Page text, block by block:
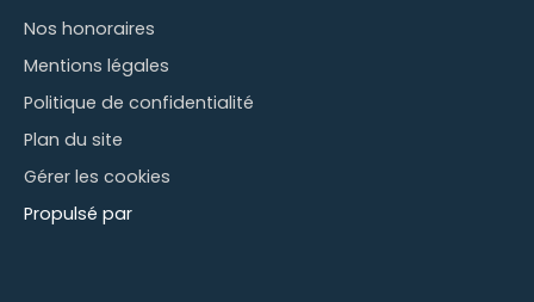
Nos honoraires
Mentions légales
Politique de confidentialité
Plan du site
Gérer les cookies
Propulsé par